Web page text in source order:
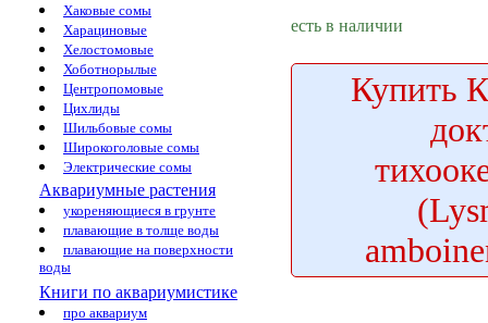
Хаковые сомы
Харациновые
Хелостомовые
Хоботнорылые
Центропомовые
Цихлиды
Шильбовые сомы
Широкоголовые сомы
Электрические сомы
Аквариумные растения
укореняющиеся в грунте
плавающие в толще воды
плавающие на поверхности
воды
Книги по аквариумистике
про аквариум
есть в наличии
Купить